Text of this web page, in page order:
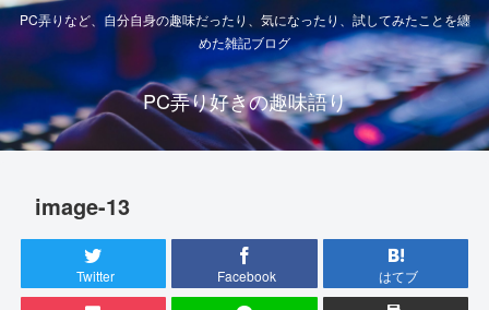
PC弄りなど、自分自身の趣味だったり、気になったり、試してみたことを纏
めた雑記ブログ
PC弄り好きの趣味語り
image-13
Twitter Facebook はてブ